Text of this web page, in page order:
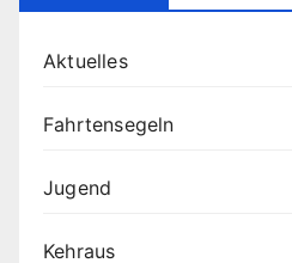
Aktuelles
Fahrtensegeln
Jugend
Kehraus